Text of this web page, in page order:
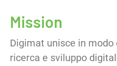
Mission
Digimat unisce in
ricerca e sviluppo